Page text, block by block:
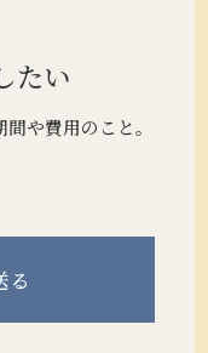
たい
や費用のこと。
る